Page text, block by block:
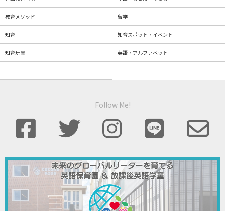
教育メソッド 留学
知育 知育スポット・イベント
知育玩具 英語・アルファベット
Follow Me!